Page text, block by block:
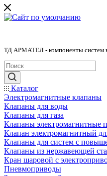
ТД АРМАТЕЛ - компоненты систем
Каталог
Электромагнитные клапаны
Клапаны для воды
Клапаны для газа
Клапаны электромагнитные
Клапан электромагнитный
Клапаны для систем с
Клапаны из нержавеющей
Кран шаровой с
Пневмоприводы